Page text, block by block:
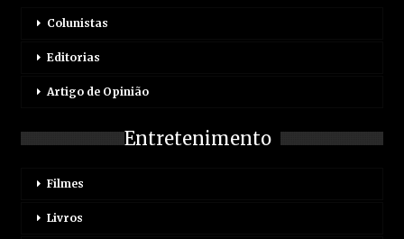
Colunistas
Editorias
Artigo de Opinião
Entretenimento
Filmes
Livros